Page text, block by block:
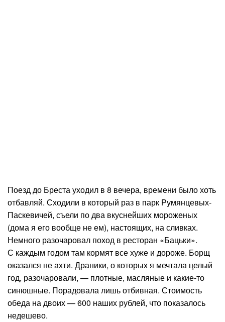
Поезд до Бреста уходил в 8 вечера, времени было хоть
отбавляй. Сходили в который раз в парк Румянцевых-
Паскевичей, съели по два вкуснейших мороженых
(дома я его вообще не ем), настоящих, на сливках.
Немного разочаровал поход в ресторан «Бацьки».
С каждым годом там кормят все хуже и дороже. Борщ
оказался не ахти. Драники, о которых я мечтала целый
год, разочаровали, — плотные, масляные и какие-то
синюшные. Порадовала лишь отбивная. Стоимость
обеда на двоих — 600 наших рублей, что показалось
недешево.